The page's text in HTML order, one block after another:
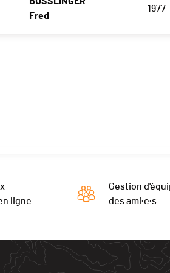
0h35'31 (8,+6)
Fred
1977
ligne
Gestion
des ami·e·s